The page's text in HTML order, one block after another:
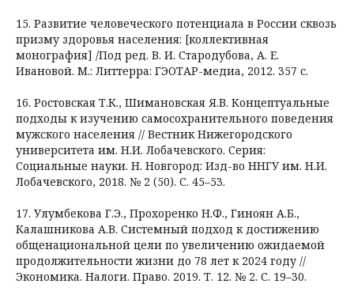
15. Развитие человеческого потенциала в России сквозь
призму здоровья населения: [коллективная
монография] /Под ред. В. И. Стародубова, А. Е.
Ивановой. М.: Литтерра: ГЭОТАР-медиа, 2012. 357 с.
16. Ростовская Т.К., Шимановская Я.В. Концептуальные
подходы к изучению самосохранительного поведения
мужского населения // Вестник Нижегородского
университета им. Н.И. Лобачевского. Серия:
Социальные науки. Н. Новгород: Изд-во ННГУ им. Н.И.
Лобачевского, 2018. № 2 (50). С. 45–53.
17. Улумбекова Г.Э., Прохоренко Н.Ф., Гиноян А.Б.,
Калашникова А.В. Системный подход к достижению
общенациональной цели по увеличению ожидаемой
продолжительности жизни до 78 лет к 2024 году //
Экономика. Налоги. Право. 2019. Т. 12. № 2. С. 19–30.